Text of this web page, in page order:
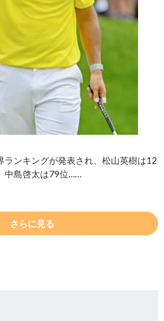
ランキングが発表され、松山英樹は12
中島啓太は79位……
さらに見る